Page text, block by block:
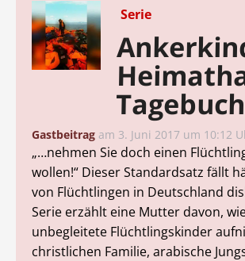
Serie
Gastbeitrag am 3. Juni 2017 um 10:12
„…nehmen Sie doch einen
wollen!“ Dieser Standardsatz fällt
von Flüchtlingen in Deutschland
Serie erzählt eine Mutter davon,
unbegleitete Flüchtlingskinder
christlichen Familie, arabische